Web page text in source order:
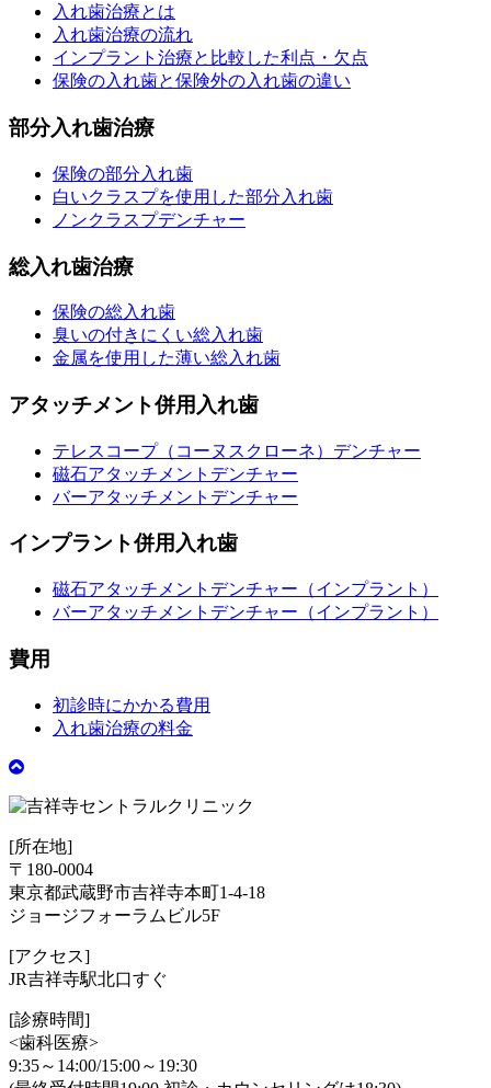
入れ歯治療とは
入れ歯治療の流れ
インプラント治療と比較した利点・欠点
保険の入れ歯と保険外の入れ歯の違い
部分入れ歯治療
保険の部分入れ歯
白いクラスプを使用した部分入れ歯
ノンクラスプデンチャー
総入れ歯治療
保険の総入れ歯
臭いの付きにくい総入れ歯
金属を使用した薄い総入れ歯
アタッチメント併用入れ歯
テレスコープ（コーヌスクローネ）デンチャー
磁石アタッチメントデンチャー
バーアタッチメントデンチャー
インプラント併用入れ歯
磁石アタッチメントデンチャー（インプラント）
バーアタッチメントデンチャー（インプラント）
費用
初診時にかかる費用
入れ歯治療の料金
[所在地]
〒180-0004
東京都武蔵野市吉祥寺本町1-4-18
ジョージフォーラムビル5F
[アクセス]
JR吉祥寺駅北口すぐ
[診療時間]
<歯科医療>
9:35～14:00/15:00～19:30